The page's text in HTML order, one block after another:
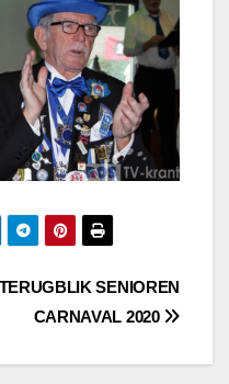
TERUGBLIK SENIOREN
CARNAVAL 2020